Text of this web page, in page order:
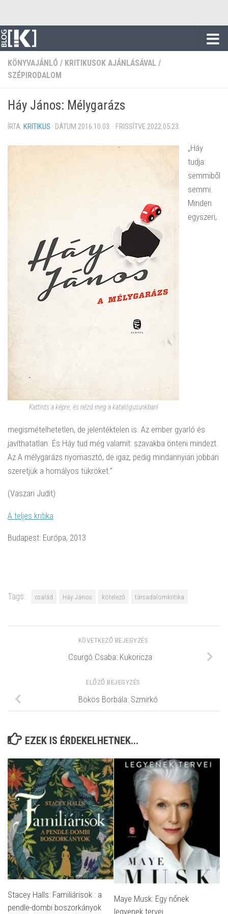
KÖNYVAJÁNLÓ / KRITIKUSOK AJÁNLÁSÁVAL /
SZÉPIRODALOM
Háy János: Mélygarázs
ÍRTA: KRITIKUS · DÁTUM 2016.10.03. · FRISSÍTVE 2022.05.23.
Kattints a képre, és nézd meg a katalógusunkban!
„Háy
tudja:
semmiből
semmi.
Minden
egyszeri,
megismételhetetlen, de jelentéktelen is. Az ember gyarló és
javíthatatlan. És Háy tud még valamit: szavakba önteni mindezt.
Az A mélygarázs nyomasztó, de igaz, pedig mindannyian jobban
szeretjük a homályos tükröket.”
(Vaszari Judit)
A teljes kritika
Budapest: Európa, 2013
Tags: család Háy János kötelező társadalomkritika
KÖVETKEZŐ BEJEGYZÉS
Csurgó Csaba: Kukoricza
ELŐZŐ BEJEGYZÉS
Bökös Borbála: Szmirkó
EZEK IS ÉRDEKELHETNEK...
Stacey Halls: Familiárisok : a
pendle-dombi boszorkányok
Maye Musk: Egy nőnek
legyenek tervei